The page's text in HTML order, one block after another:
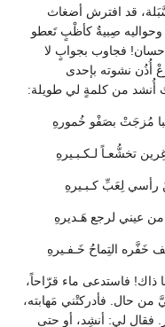
قد افترش أضغاث
صِبيةٌ كأظْبٍ تَعطو
فجاوب بجوابٍ لا
أُذُن نشوته بإحدى
أُنشد من كلمةٍ لي طويلة:
مُزجَتْ بصَفْو خُمورهِ
تخشُّعـاً لـكـبـيرهِ
رأسي لِعَبِّ كـبـيرهِ
عيني لرجع هَـديرهِ
خَفَّره التِماحُ خَـفـيرهِ
فاستدعى ماء قرّاحاً،
حال. فأدركتْني مَهابته،
فقال لي: أنشِد، أو حتى